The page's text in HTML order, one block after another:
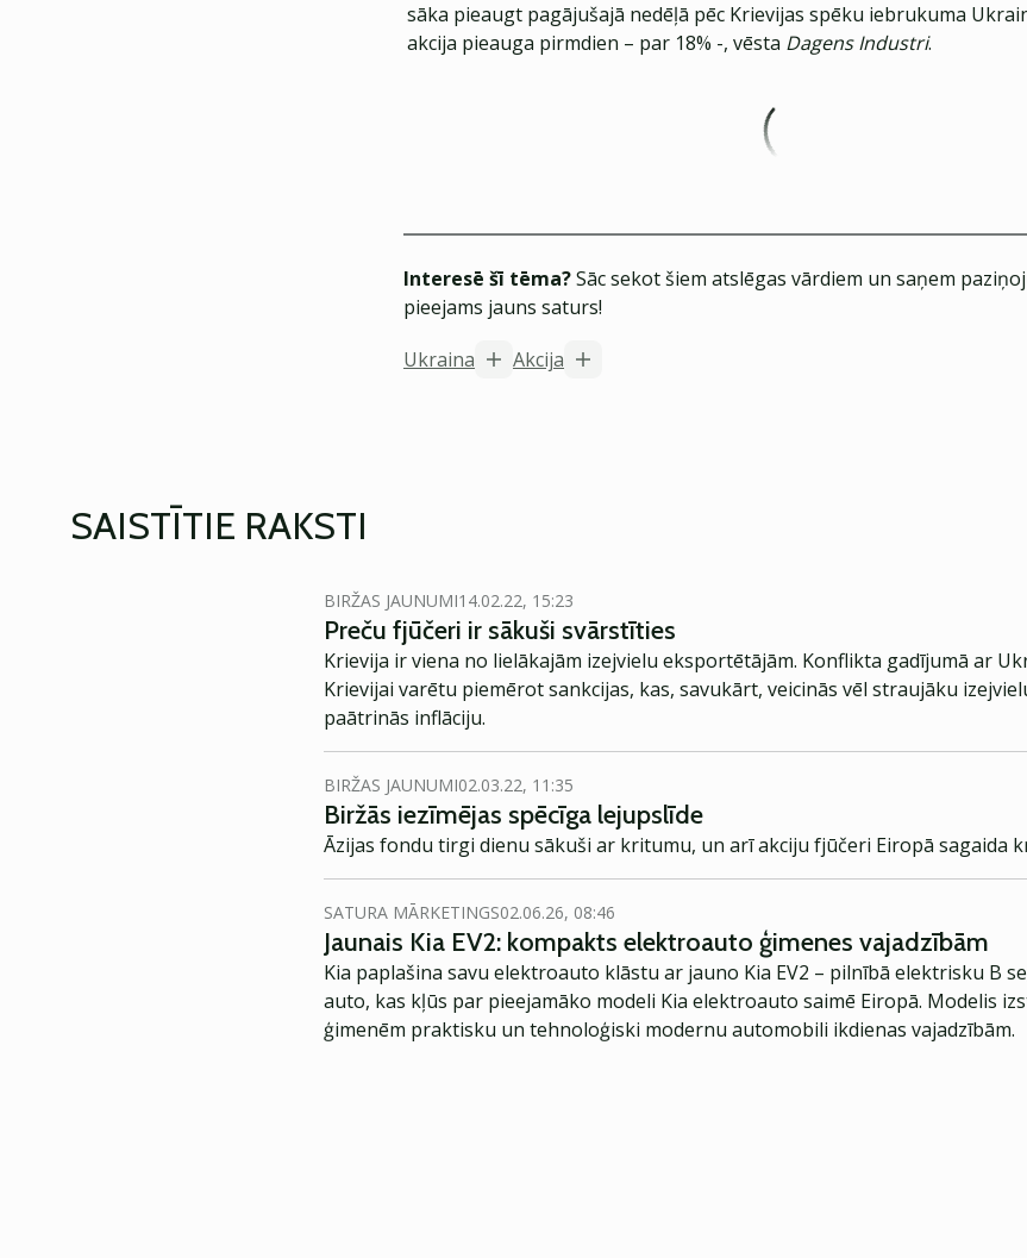
sāka pieaugt pagājušajā nedēļā pēc Krievijas spēku iebrukuma
akcija pieauga pirmdien – par 18% -, vēsta Dagens Industri.
Interesē šī tēma?Sāc sekot šiem atslēgas vārdiem un saņem
pieejams jauns saturs!
Ukraina
Akcija
SAISTĪTIE RAKSTI
BIRŽAS JAUNUMI14.02.22, 15:23
Preču fjūčeri ir sākuši svārstīties
Krievija ir viena no lielākajām izejvielu eksportētājām. Konflikta gadījumā ar
Krievijai varētu piemērot sankcijas, kas, savukārt, veicinās vēl straujāku
paātrinās inflāciju.
BIRŽAS JAUNUMI02.03.22, 11:35
Biržās iezīmējas spēcīga lejupslīde
Āzijas fondu tirgi dienu sākuši ar kritumu, un arī akciju fjūčeri Eiropā sagaida
SATURA MĀRKETINGS02.06.26, 08:46
Jaunais Kia EV2: kompakts elektroauto ģimenes vajadzībām
Kia paplašina savu elektroauto klāstu ar jauno Kia EV2 – pilnībā elektrisku B
auto, kas kļūs par pieejamāko modeli Kia elektroauto saimē Eiropā. Modelis
ģimenēm praktisku un tehnoloģiski modernu automobili ikdienas vajadzībām.